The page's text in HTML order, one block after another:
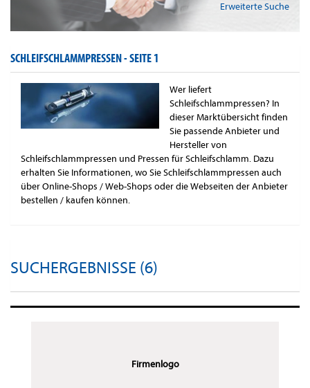
Erweiterte Suche
SCHLEIFSCHLAMMPRESSEN -SEITE 1
Wer liefert
Schleifschlammpressen? In
dieser Marktübersicht finden
Sie passende Anbieter und
Hersteller von
Schleifschlammpressen und Pressen für Schleifschlamm. Dazu
erhalten Sie Informationen, wo Sie Schleifschlammpressen auch
über Online-Shops / Web-Shops oder die Webseiten der Anbieter
bestellen / kaufen können.
SUCHERGEBNISSE (6)
Firmenlogo